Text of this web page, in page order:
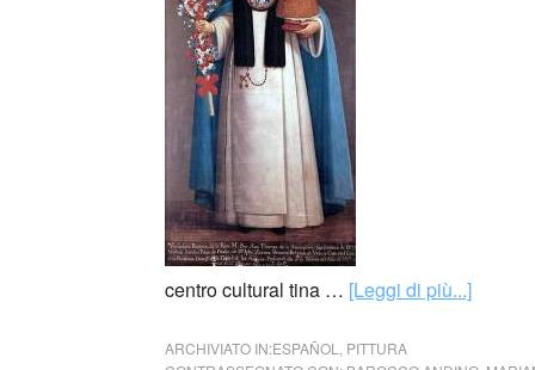
centro cultural tina … [Leggi di più...]
ARCHIVIATO IN:ESPAÑOL
PITTURA